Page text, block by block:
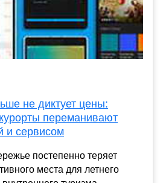
не диктует цены:
переманивают
и сервисом
постепенно теряет
места для летнего